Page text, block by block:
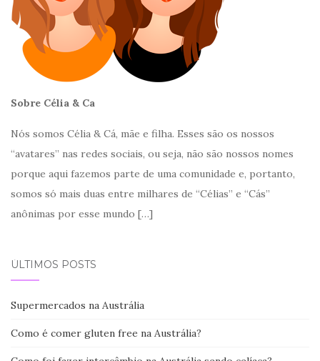
Sobre Célia & Ca
Nós somos Célia & Cá, mãe e filha. Esses são os nossos
“avatares” nas redes sociais, ou seja, não são nossos nomes
porque aqui fazemos parte de uma comunidade e, portanto,
somos só mais duas entre milhares de “Célias” e “Cás”
anônimas por esse mundo […]
ÚLTIMOS POSTS
Supermercados na Austrália
Como é comer gluten free na Austrália?